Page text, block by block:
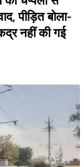
पीड़ित बोला-
नहीं की गई